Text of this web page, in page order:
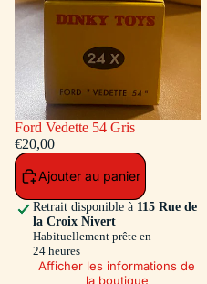
Ford Vedette 54 Gris
€20,00
Ajouter au panier
Retrait disponible à 115 Rue de
la Croix Nivert
Habituellement prête en
24 heures
Afficher les informations de
la boutique